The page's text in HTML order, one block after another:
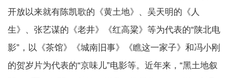
开放以来就有陈凯歌的《黄土地》、吴天明的《人
生》、张艺谋的《老井》《红高粱》等为代表的“陕北电
影”，以《茶馆》《城南旧事》《瞧这一家子》和冯小刚
的贺岁片为代表的“京味儿”电影等。近年来，“黑土地叙